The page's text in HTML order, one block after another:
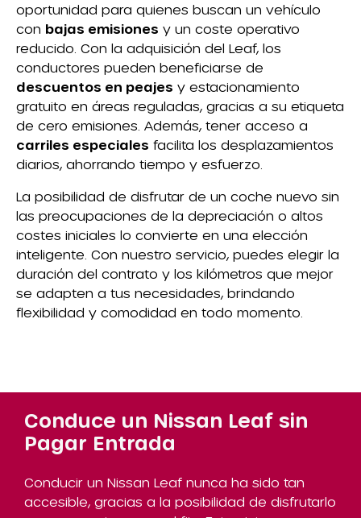
oportunidad para quienes buscan un vehículo
con bajas emisiones y un coste operativo
reducido. Con la adquisición del Leaf, los
conductores pueden beneficiarse de
descuentos en peajes y estacionamiento
gratuito en áreas reguladas, gracias a su etiqueta
de cero emisiones. Además, tener acceso a
carriles especiales facilita los desplazamientos
diarios, ahorrando tiempo y esfuerzo.
La posibilidad de disfrutar de un coche nuevo sin
las preocupaciones de la depreciación o altos
costes iniciales lo convierte en una elección
inteligente. Con nuestro servicio, puedes elegir la
duración del contrato y los kilómetros que mejor
se adapten a tus necesidades, brindando
flexibilidad y comodidad en todo momento.
Conduce un Nissan Leaf sin
Pagar Entrada
Conducir un Nissan Leaf nunca ha sido tan
accesible, gracias a la posibilidad de disfrutarlo